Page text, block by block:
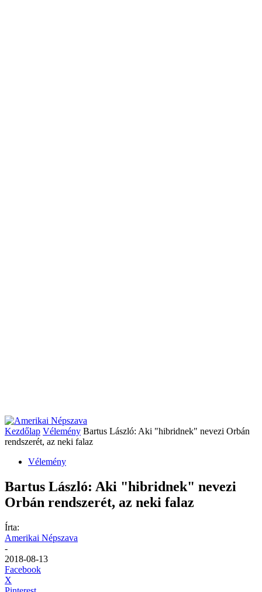
Kezdőlap Vélemény Bartus László: Aki "hibridnek" nevezi Orbán
rendszerét, az neki falaz
Vélemény
Bartus László: Aki "hibridnek" nevezi
Orbán rendszerét, az neki falaz
Írta:
Amerikai Népszava
-
2018-08-13
Facebook
X